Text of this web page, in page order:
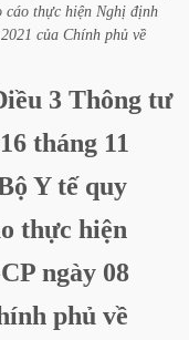
cáo thực hiện Nghị định
2021 của Chính phủ về
3 Thông tư
16 tháng 11
Y tế quy
thực hiện
ngày 08
phủ về